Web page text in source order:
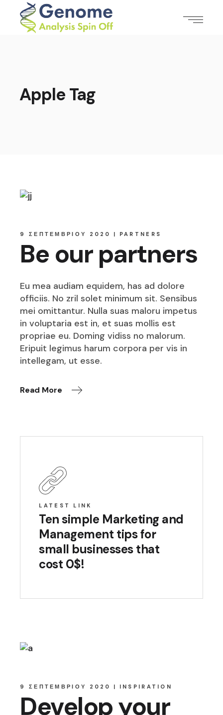
Apple Tag
9 ΣΕΠΤΕΜΒΡΊΟΥ 2020 PARTNERS
Be our partners
Eu mea audiam equidem, has ad dolore
officiis. No zril solet minimum sit. Sensibus
mei omittantur. Nulla suas maloru impetus
in voluptaria est in, et suas mollis est
propriae eu. Doming vidiss no malorum.
Eripuit legimus harum corpora per vis in
intellegam, ut esse.
Read More
LATEST LINK
Ten simple Marketing and
Management tips for
small businesses that
cost 0$!
9 ΣΕΠΤΕΜΒΡΊΟΥ 2020 INSPIRATION
Develop your